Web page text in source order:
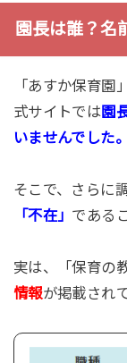
園長は誰？名
「あすか保育園
式サイトでは園
いませんでした。
そこで、さらに
「不在」 である
実は、「保育の
情報が掲載され